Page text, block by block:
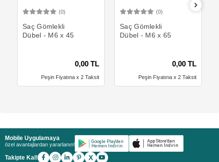
(0)
Saç Gömlekli
Dübel - M6 x 45
0,00 TL
Peşin Fiyatına x 2 Taksit
(0)
Saç Gömlekli
Dübel - M6 x 65
0,00 TL
Peşin Fiyatına x 2 Taksit
Mobile Uygulamaya
özel avantajlardan yararlanın!
Takipte Kal! X